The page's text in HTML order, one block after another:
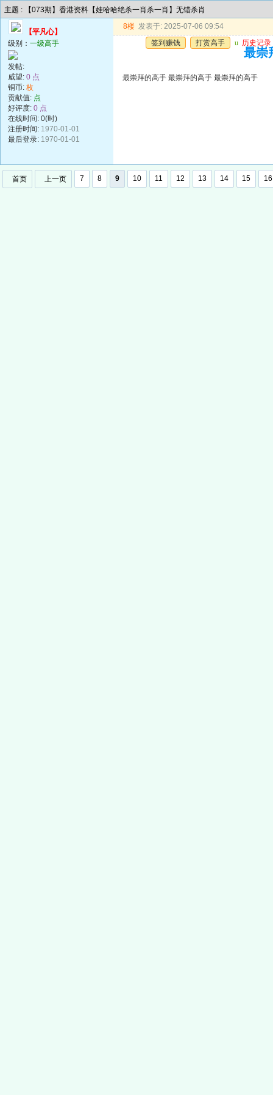
主题 : 【073期】香港资料【娃哈哈绝杀一肖杀一肖】无错杀肖
【平凡心】
级别： 一级高手
发帖:
威望: 0 点
铜币: 枚
贡献值: 点
好评度: 0 点
在线时间: 0(时)
注册时间: 1970-01-01
最后登录: 1970-01-01
8楼 发表于: 2025-07-06 09:54
签到赚钱
打赏高手 u 历史记录
最崇
最崇拜的高手 最崇拜的高手 最崇拜的高手
首页 上一页 7 8 9 10 11 12 13 14 15 16